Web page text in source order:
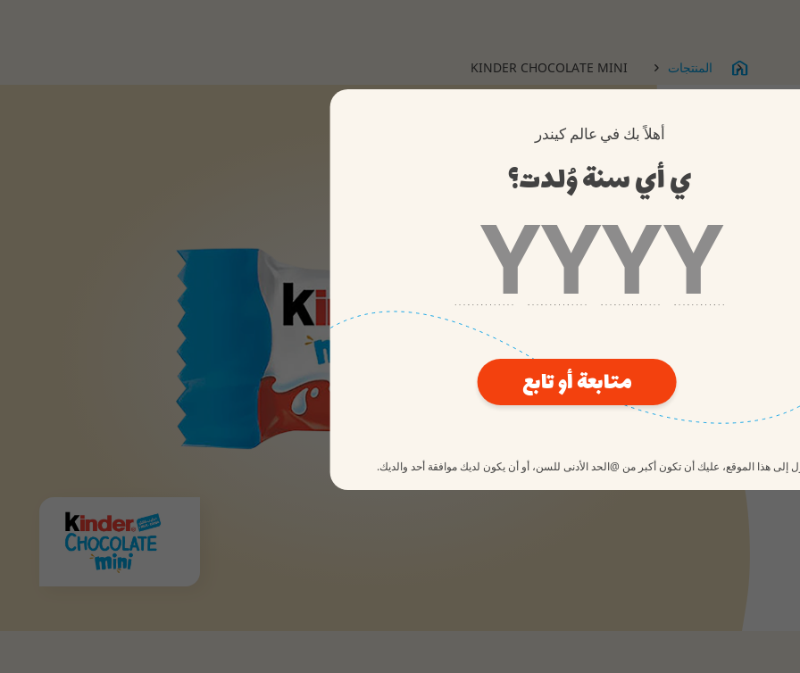
المنتجات KINDER CHOCOLATE MINI
أهلاً بك في عالم كيندر
ي أي سنة وُلدت؟
متابعة أو تابع
إلى هذا الموقع، عليك أن تكون أكبر من @الحد الأدنى للسن، أو أن يكون لديك موافقة أحد والديك.